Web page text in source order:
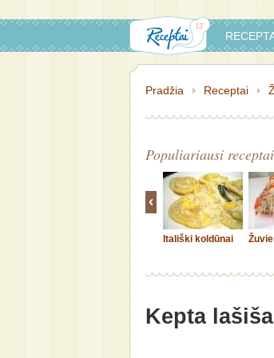
Pradžia Receptai
Populiariausi
Itališki koldūnai
Kepta